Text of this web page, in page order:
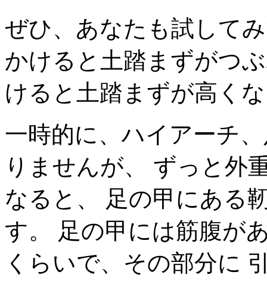
ぜひ、あなたも試して
かけると土踏まずがつ
けると土踏まずが高く
一時的に、ハイアーチ
りませんが、 ずっと外
なると、 足の甲にある
す。 足の甲には筋腹が
くらいで、その部分に